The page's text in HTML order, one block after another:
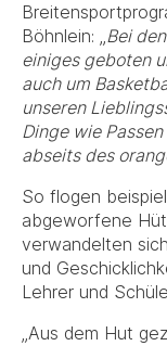
Böhnlein: „Bei
einiges geboten
auch um
unseren
Dinge wie
abseits des
So flogen
abgeworfene
verwandelten
und
Lehrer und
„Aus dem Hut